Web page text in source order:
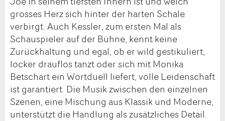
grosses Herz sich hinter der harten Schale
verbirgt. Auch Kessler, zum ersten Mal als
Schauspieler auf der Bühne, kennt keine
Zurückhaltung und egal, ob er wild gestikuliert,
locker drauflos tanzt oder sich mit Monika
Betschart ein Wortduell liefert, volle Leidenschaft
ist garantiert. Die Musik zwischen den einzelnen
Szenen, eine Mischung aus Klassik und Moderne,
unterstützt die Handlung als zusätzliches Detail.